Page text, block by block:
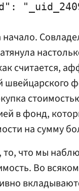
считается,
швейцарского
в фонд,
на сумму
то, что мы
Во